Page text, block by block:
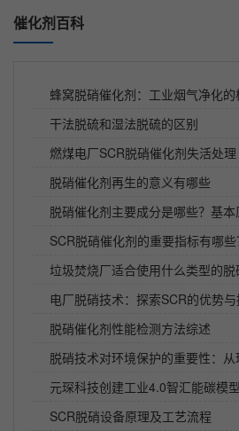
催化剂百科
蜂窝脱硝催化剂：工业烟气净化
干法脱硫和湿法脱硫的区别
燃煤电厂SCR脱硝催化剂失活处理
脱硝催化剂再生的意义有哪些
脱硝催化剂主要成分是哪些？基本
SCR脱硝催化剂的重要指标有哪些
垃圾焚烧厂适合使用什么类型的脱
电厂脱硝技术：探索SCR的优势
脱硝催化剂性能检测方法综述
脱硝技术对环境保护的重要性：
元琛科技创建工业4.0智汇能碳模型
SCR脱硝设备原理及工艺流程